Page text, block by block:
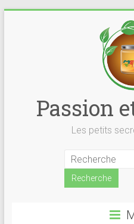
Passion
Les petits